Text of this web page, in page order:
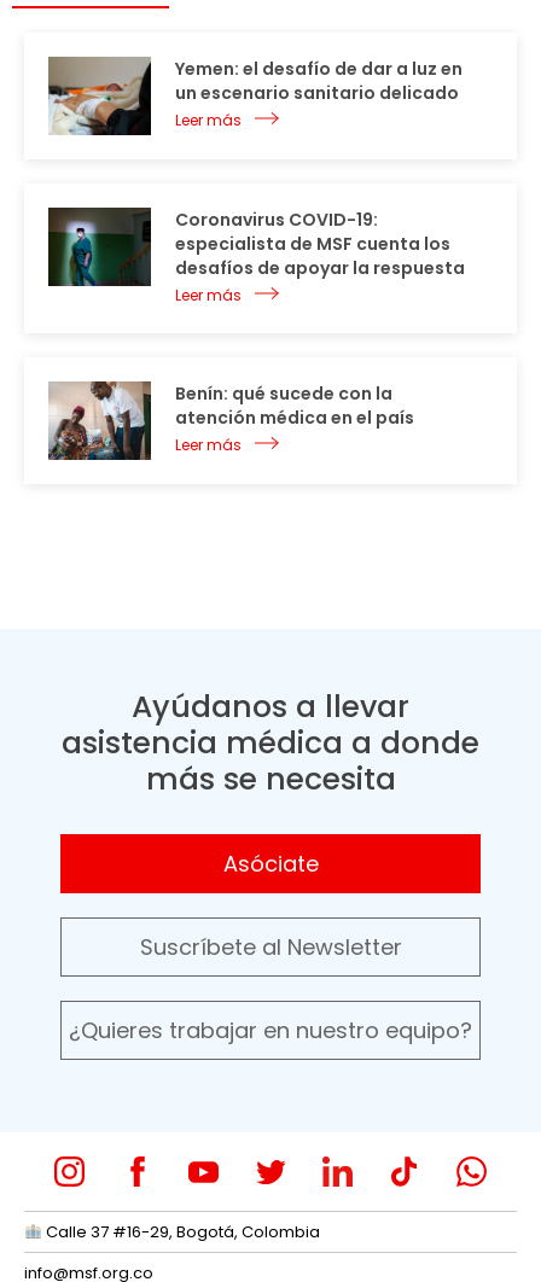
Yemen: el desafío de dar a luz en
un escenario sanitario delicado
Leer más
Coronavirus COVID-19:
especialista de MSF cuenta los
desafíos de apoyar la respuesta
Leer más
Benín: qué sucede con la
atención médica en el país
Leer más
Ayúdanos a llevar
asistencia médica a donde
más se necesita
Asóciate
Suscríbete al Newsletter
¿Quieres trabajar en nuestro equipo?
Calle 37 #16-29, Bogotá, Colombia
info@msf.org.co